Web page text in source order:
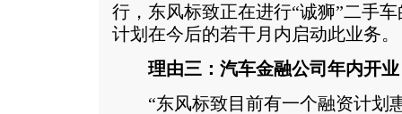
行，东风标致正在进行“诚狮”二手
计划在今后的若干月内启动此业务。
理由三：汽车金融公司年内开业
“东风标致目前有一个融资计划